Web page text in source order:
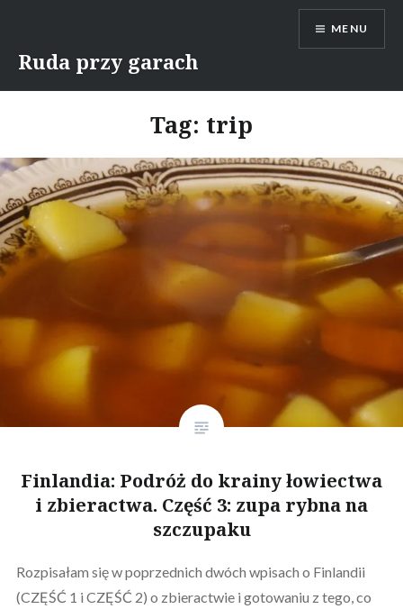
content
Ruda przy garach
MENU
Tag: trip
Finlandia: Podróż do krainy łowiectwa
i zbieractwa. Część 3: zupa rybna na
szczupaku
Rozpisałam się w poprzednich dwóch wpisach o Finlandii
(CZĘŚĆ 1 i CZĘŚĆ 2) o zbieractwie i gotowaniu z tego, co